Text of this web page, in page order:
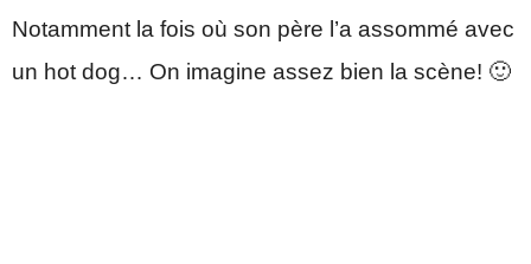
Notamment la fois où son père l’a assommé avec
un hot dog… On imagine assez bien la scène! 🙂